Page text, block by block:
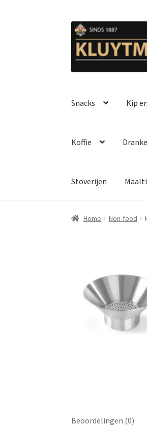
Ga
door
naar
Ga
naar
de
Snacks Kip
Koffie
Stoverijen
Home Non-food
Beoordelingen (0)